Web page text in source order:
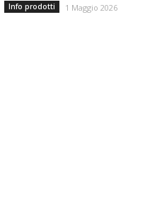
Info prodotti 1 Maggio 2026